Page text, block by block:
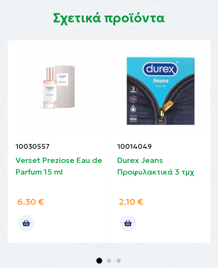
Σχετικά προϊόντα
10030557
Verset Preziose Eau de
Parfum 15 ml
6.30 €
10014049
Durex Jeans
Προφυλακτικά 3 τμχ
2.10 €